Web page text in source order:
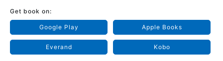
Get book on:
Google Play Apple Books
Everand Kobo